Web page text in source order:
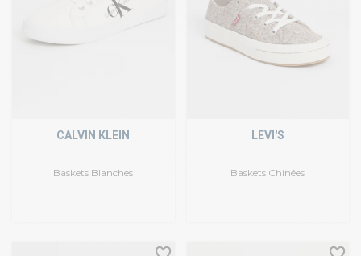
Baskets Blanches
CALVIN KLEIN
Baskets Chinées
LEVI'S